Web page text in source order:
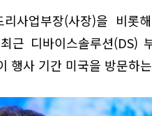
사업부장(사장)을 비롯
근 디바이스솔루션(DS)
행사 기간 미국을 방문하